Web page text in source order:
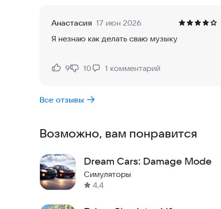
✔️ Салоны автомобиля доступны для осмотра на
опускание окон, открытие багажника,
✔️ Реалистичная физика движения.
✔️ Режимы дня и ночи.
Анастасия 17 июн 2026
Я незнаю как делать сваю музыку
Нравится:
9
Не нравится:
10 1 комментарий
Все отзывы
Возможно, вам понравится
Dream Cars: Damage Mode
Симуляторы
4,4